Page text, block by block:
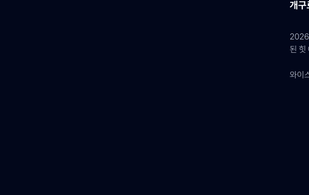
개구
2026
된 힛
와이